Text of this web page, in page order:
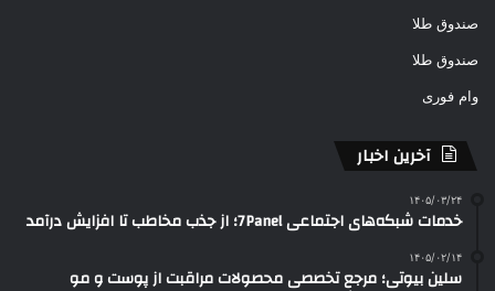
صندوق طلا
صندوق طلا
وام فوری
آخرین اخبار
۱۴۰۵/۰۳/۲۴
خدمات شبکه‌های اجتماعی 7Panel؛ از جذب مخاطب تا افزایش درآمد
۱۴۰۵/۰۲/۱۴
سلین بیوتی؛ مرجع تخصصی محصولات مراقبت از پوست و مو